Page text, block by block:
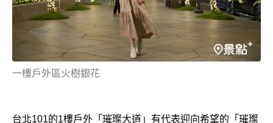
一樓戶外區火樹銀花
台北101的1樓戶外「璀璨大道」有代表迎向希望的「璀璨